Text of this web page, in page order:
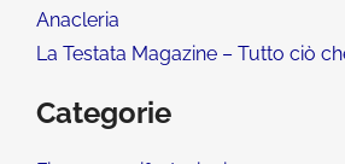
Anacleria
La Testata Magazine – Tutto ciò
Categorie